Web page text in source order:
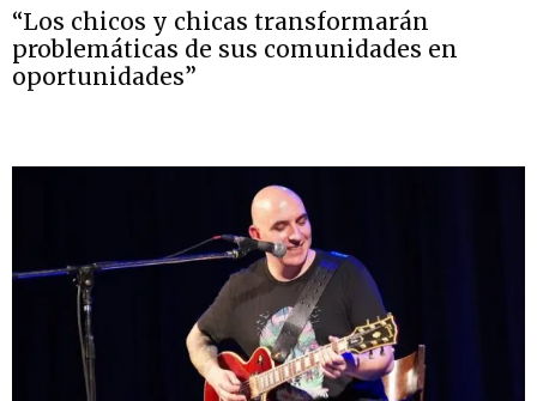
“Los chicos y chicas transformarán
problemáticas de sus comunidades en
oportunidades”